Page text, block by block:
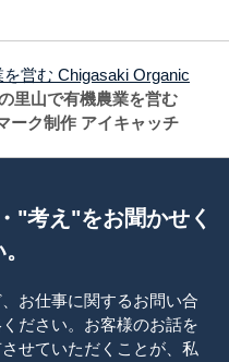
営む Chigasaki Organic
里山で有機農業を営む
ーク制作 アイキャッチ
"考え"をお聞かせく
お仕事に関するお問い合
ださい。お客様のお話を
せていただくことが、私